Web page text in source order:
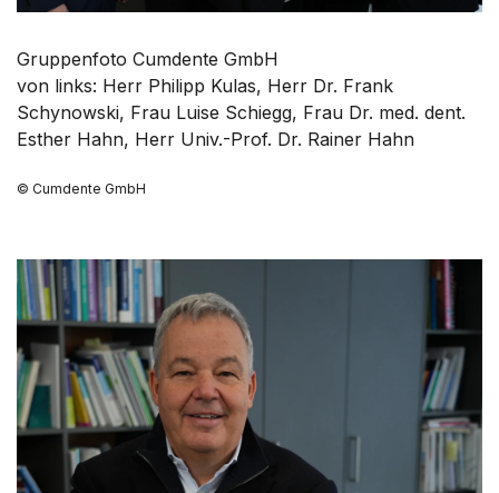
Gruppenfoto Cumdente GmbH
von links: Herr Philipp Kulas, Herr Dr. Frank
Schynowski, Frau Luise Schiegg, Frau Dr. med. dent.
Esther Hahn, Herr Univ.-Prof. Dr. Rainer Hahn
© Cumdente GmbH